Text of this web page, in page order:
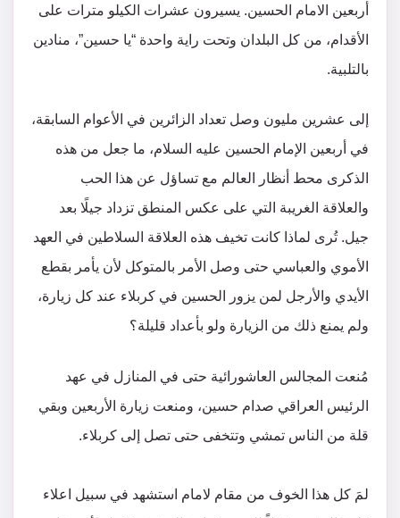
أربعين الامام الحسين. يسيرون عشرات الكيلو مترات على
الأقدام، من كل البلدان وتحت راية واحدة “يا حسين”، منادين
بالتلبية.
إلى عشرين مليون وصل تعداد الزائرين في الأعوام السابقة،
في أربعين الإمام الحسين عليه السلام، ما جعل من هذه
الذكرى محط أنظار العالم مع تساؤل عن هذا الحب
والعلاقة الغريبة التي على عكس المنطق تزداد جيلًا بعد
جيل. تُرى لماذا كانت تخيف هذه العلاقة السلاطين في العهد
الأموي والعباسي حتى وصل الأمر بالمتوكل لأن يأمر بقطع
الأيدي والأرجل لمن يزور الحسين في كربلاء عند كل زيارة،
ولم يمنع ذلك من الزيارة ولو بأعداد قليلة؟
مُنعت المجالس العاشورائية حتى في المنازل في عهد
الرئيس العراقي صدام حسين، ومنعت زيارة الأربعين وبقي
قلة من الناس تمشي وتتخفى حتى تصل إلى كربلاء.
لمَ كل هذا الخوف من مقام لامام استشهد في سبيل اعلاء